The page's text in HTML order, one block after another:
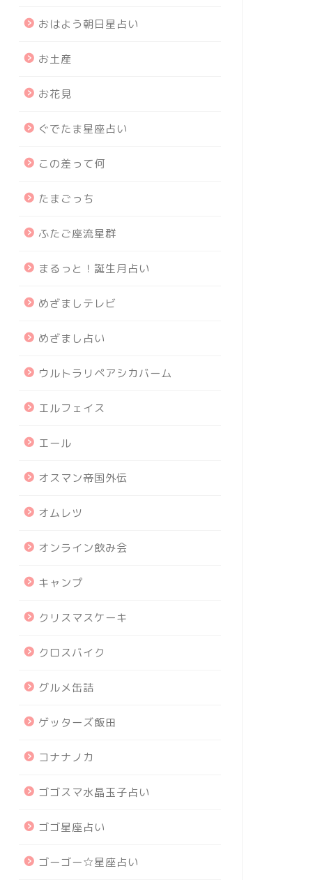
おはよう朝日星占い
お土産
お花見
ぐでたま星座占い
この差って何
たまごっち
ふたご座流星群
まるっと！誕生月占い
めざましテレビ
めざまし占い
ウルトラリペアシカバーム
エルフェイス
エール
オスマン帝国外伝
オムレツ
オンライン飲み会
キャンプ
クリスマスケーキ
クロスバイク
グルメ缶詰
ゲッターズ飯田
コナナノカ
ゴゴスマ水晶玉子占い
ゴゴ星座占い
ゴーゴー☆星座占い